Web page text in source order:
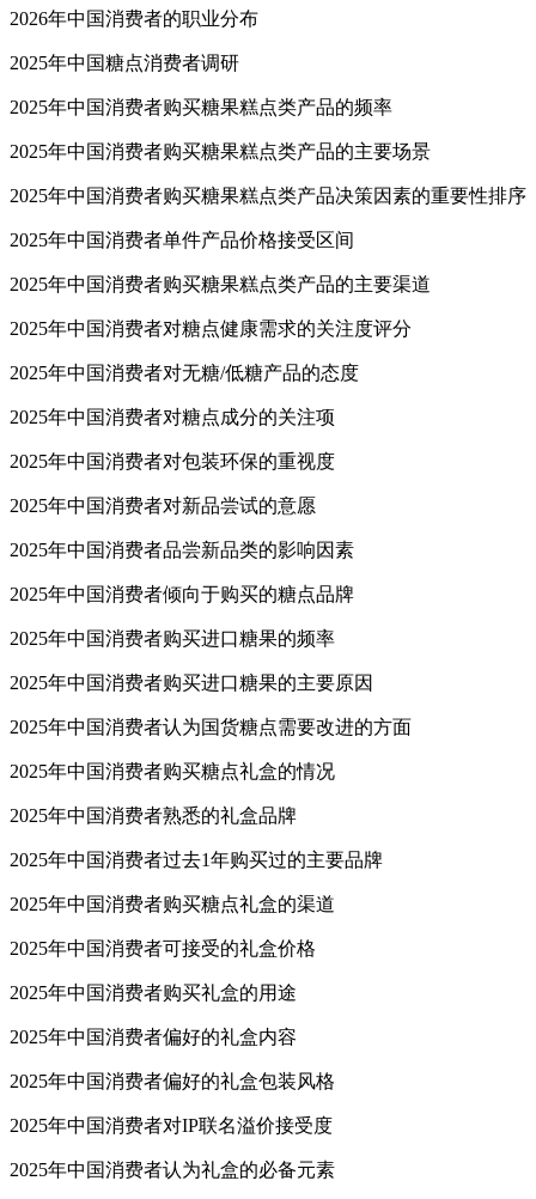
2026年中国消费者的职业分布
2025年中国糖点消费者调研
2025年中国消费者购买糖果糕点类产品的频率
2025年中国消费者购买糖果糕点类产品的主要场景
2025年中国消费者购买糖果糕点类产品决策因素的重要性排序
2025年中国消费者单件产品价格接受区间
2025年中国消费者购买糖果糕点类产品的主要渠道
2025年中国消费者对糖点健康需求的关注度评分
2025年中国消费者对无糖/低糖产品的态度
2025年中国消费者对糖点成分的关注项
2025年中国消费者对包装环保的重视度
2025年中国消费者对新品尝试的意愿
2025年中国消费者品尝新品类的影响因素
2025年中国消费者倾向于购买的糖点品牌
2025年中国消费者购买进口糖果的频率
2025年中国消费者购买进口糖果的主要原因
2025年中国消费者认为国货糖点需要改进的方面
2025年中国消费者购买糖点礼盒的情况
2025年中国消费者熟悉的礼盒品牌
2025年中国消费者过去1年购买过的主要品牌
2025年中国消费者购买糖点礼盒的渠道
2025年中国消费者可接受的礼盒价格
2025年中国消费者购买礼盒的用途
2025年中国消费者偏好的礼盒内容
2025年中国消费者偏好的礼盒包装风格
2025年中国消费者对IP联名溢价接受度
2025年中国消费者认为礼盒的必备元素